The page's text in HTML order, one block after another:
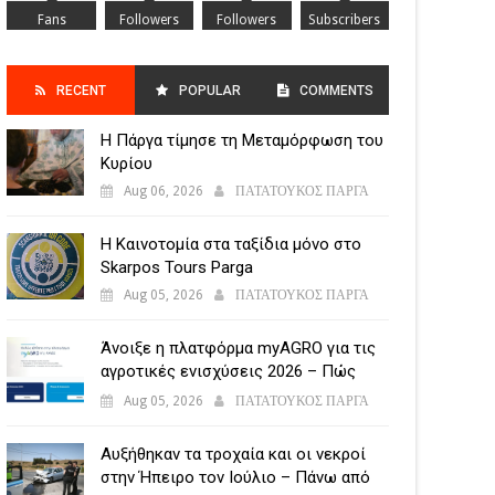
Fans Followers Followers Subscribers
RECENT POPULAR
POSTS
COMMENTS
Η Πάργα τίμησε τη Μεταμόρφωση του
Κυρίου
Aug 06, 2026 ΠΑΤΑΤΟΥΚΟΣ ΠΑΡΓΑ
Η Καινοτομία στα ταξίδια μόνο στο
Skarpos Tours Parga
Aug 05, 2026 ΠΑΤΑΤΟΥΚΟΣ ΠΑΡΓΑ
Άνοιξε η πλατφόρμα myAGRO για τις
αγροτικές ενισχύσεις 2026 – Πώς
υποβάλλεται η Ενιαία Αίτηση
Aug 05, 2026 ΠΑΤΑΤΟΥΚΟΣ ΠΑΡΓΑ
Αυξήθηκαν τα τροχαία και οι νεκροί
στην Ήπειρο τον Ιούλιο – Πάνω από